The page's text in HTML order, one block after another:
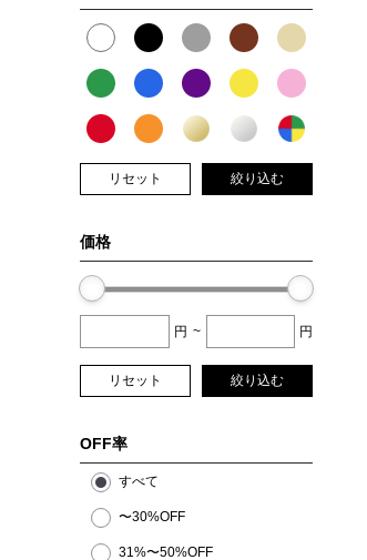
リセット 絞り込む
価格
円 ~ 円
リセット 絞り込む
OFF率
すべて
〜30%OFF
31%〜50%OFF